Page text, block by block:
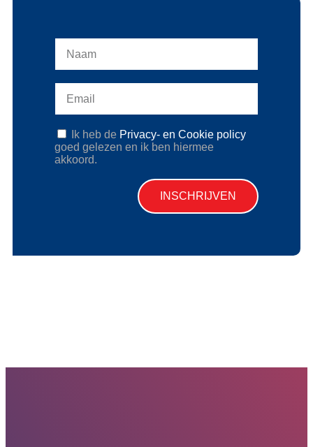
Ik heb de Privacy- en Cookie policy
goed gelezen en ik ben hiermee
akkoord.
INSCHRIJVEN